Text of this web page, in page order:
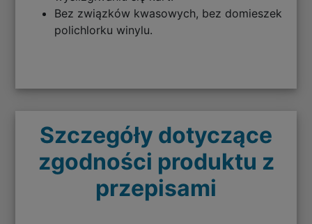
Bez związków kwasowych, bez domieszek
polichlorku winylu.
Szczegóły dotyczące
zgodności produktu z
przepisami